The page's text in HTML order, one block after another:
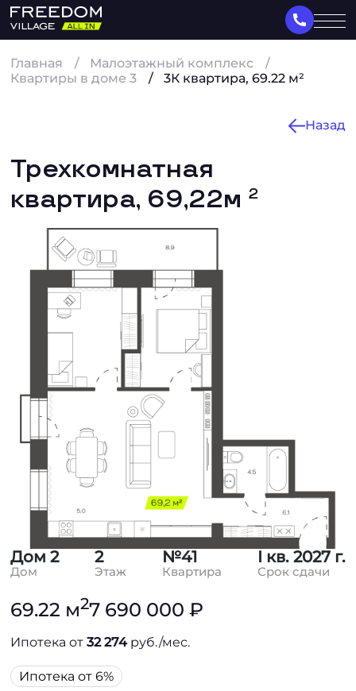
Главная
Малоэтажный комплекс
Квартиры в доме 3
3К квартира, 69.22 м²
Назад
Трехкомнатная
квартира, 69,22м 2
Дом 2
Дом
2
Этаж
№41
Квартира
I кв. 2027 г.
Срок сдачи
69.22 м27 690 000 ₽
Ипотека от32 274руб./мес.
Ипотека от 6%